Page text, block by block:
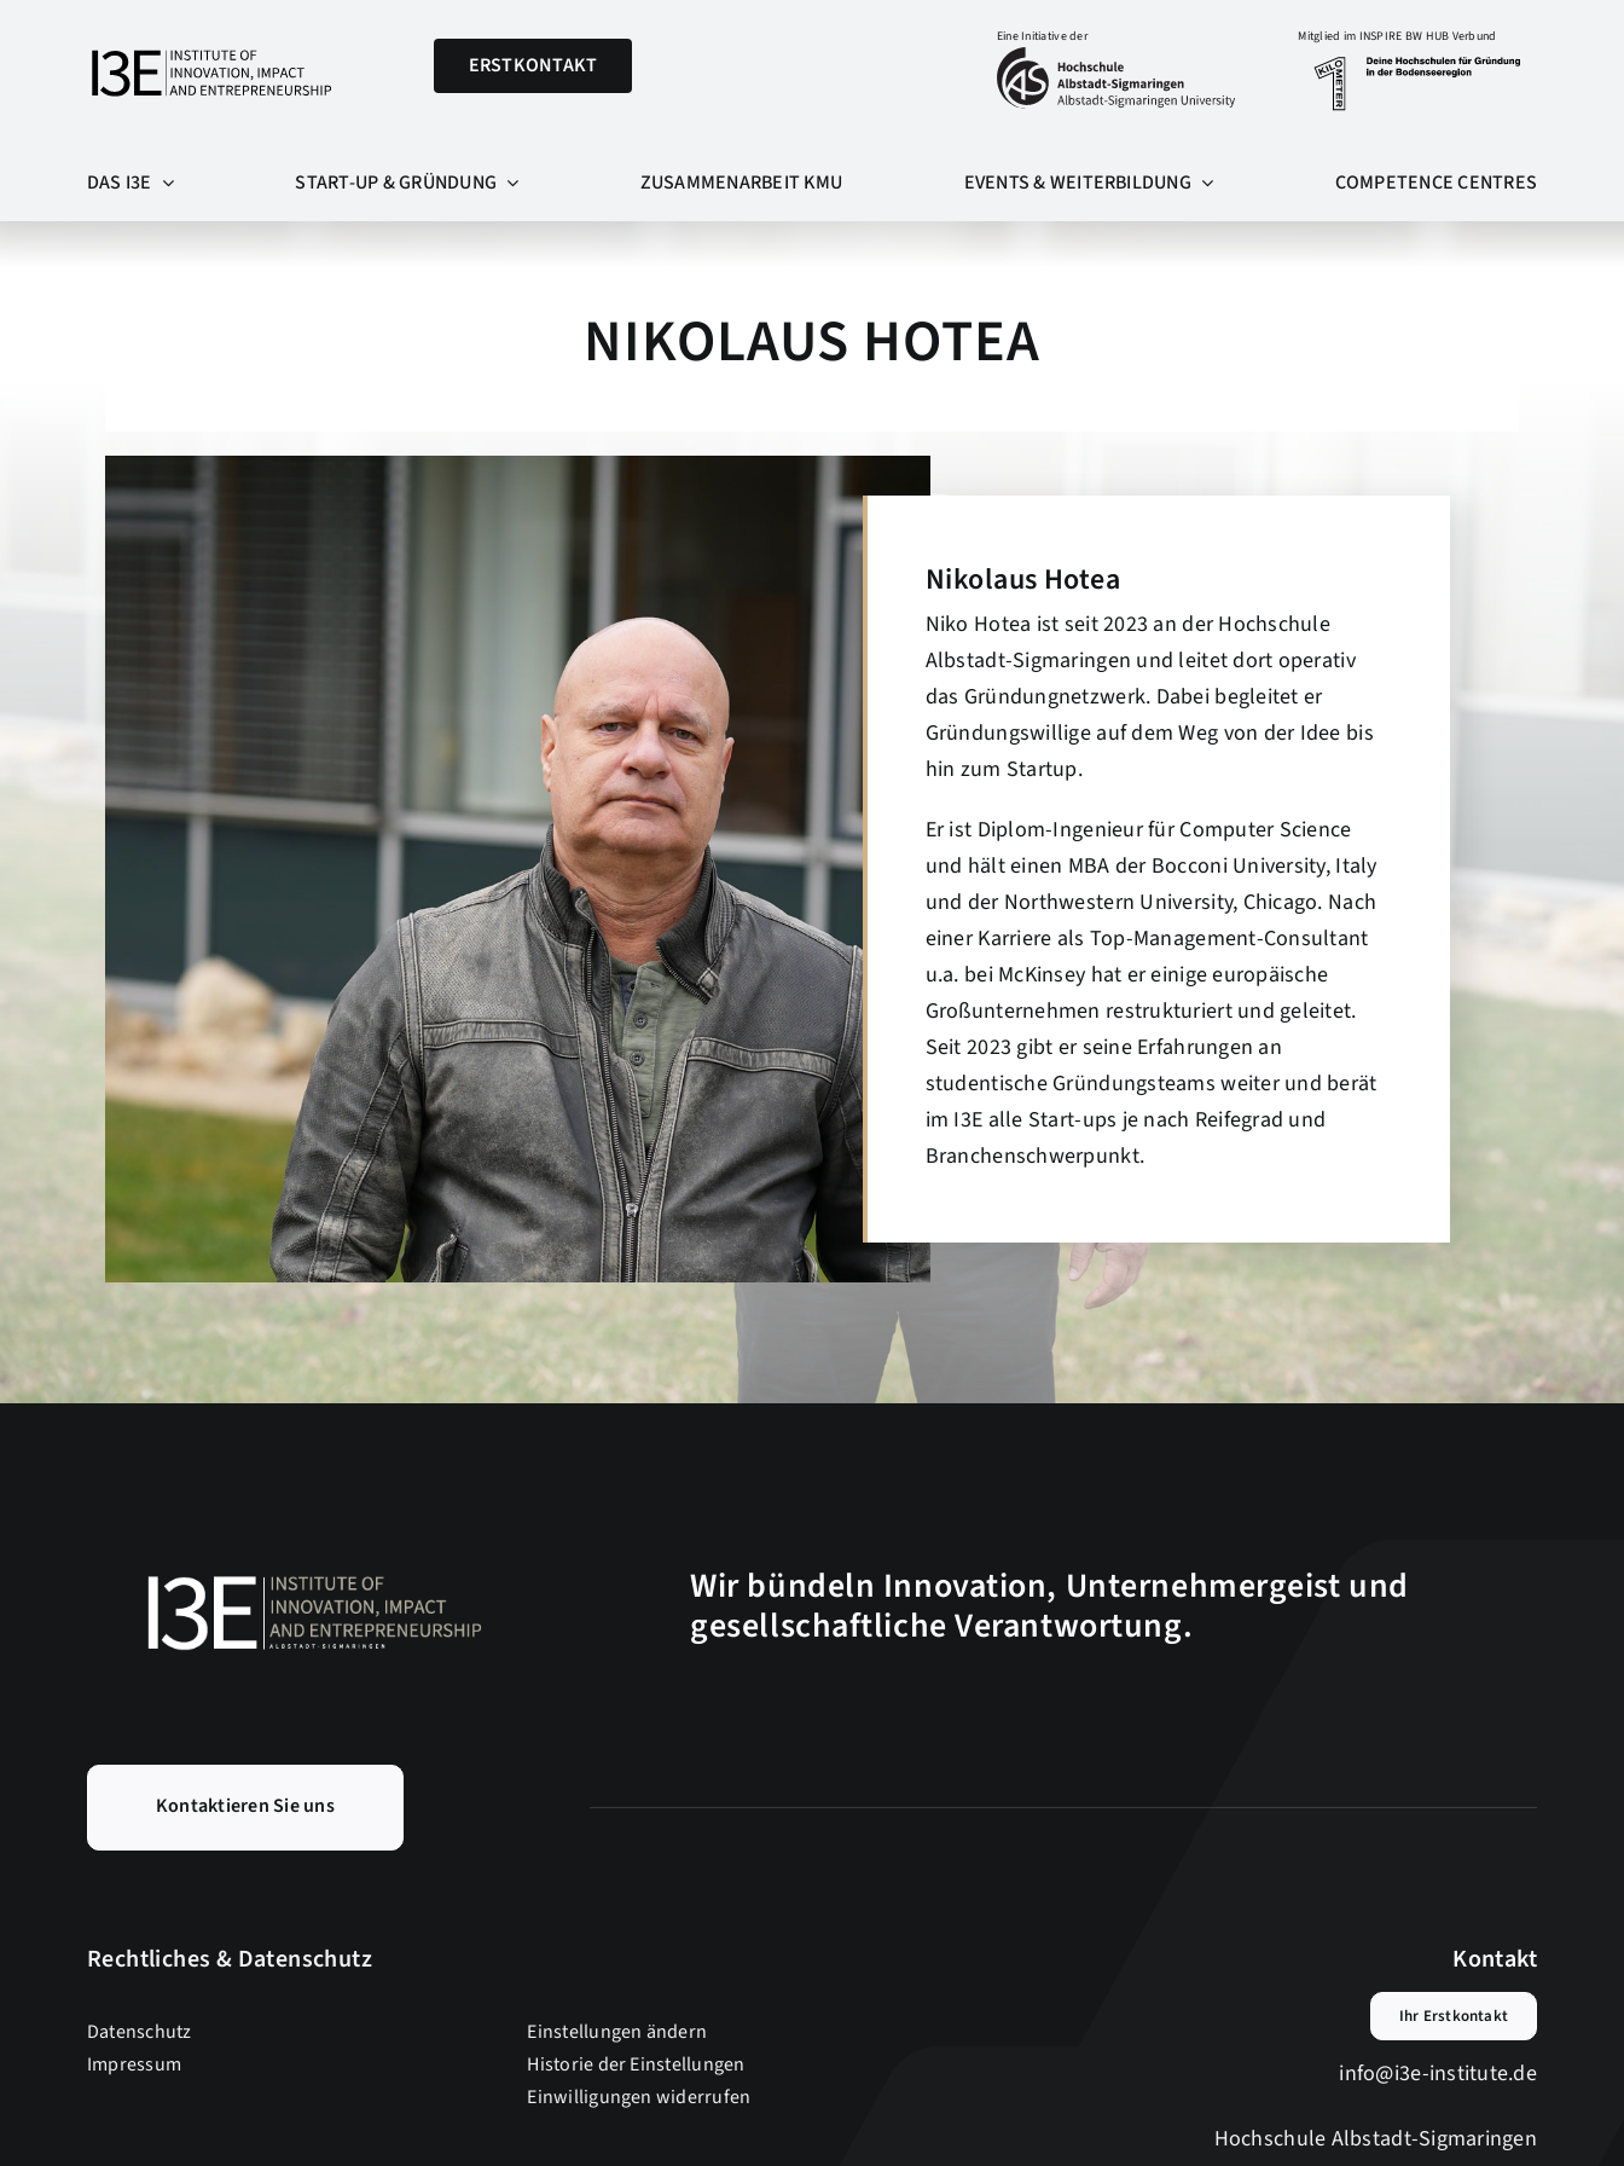
ERSTKONTAKT
Eine Initiative der Mitglied im INSPIRE BW HUB Verbund
DAS I3E START-UP & GRÜNDUNG ZUSAMMENARBEIT KMU EVENTS & WEITERBILDUNG COMPETENCE CENTRES
NIKOLAUS HOTEA
Nikolaus Hotea
Niko Hotea ist seit 2023 an der Hochschule
Albstadt-Sigmaringen und leitet dort operativ
das Gründungnetzwerk. Dabei begleitet er
Gründungswillige auf dem Weg von der Idee bis
hin zum Startup.
Er ist Diplom-Ingenieur für Computer Science
und hält einen MBA der Bocconi University, Italy
und der Northwestern University, Chicago. Nach
einer Karriere als Top-Management-Consultant
u.a. bei McKinsey hat er einige europäische
Großunternehmen restrukturiert und geleitet.
Seit 2023 gibt er seine Erfahrungen an
studentische Gründungsteams weiter und berät
im I3E alle Start-ups je nach Reifegrad und
Branchenschwerpunkt.
Wir bündeln Innovation, Unternehmergeist und
gesellschaftliche Verantwortung.
Kontaktieren Sie uns
Rechtliches & Datenschutz
Datenschutz
Impressum
Einstellungen ändern
Historie der Einstellungen
Einwilligungen widerrufen
Kontakt
Ihr Erstkontakt
info@i3e-institute.de
Hochschule Albstadt-Sigmaringen